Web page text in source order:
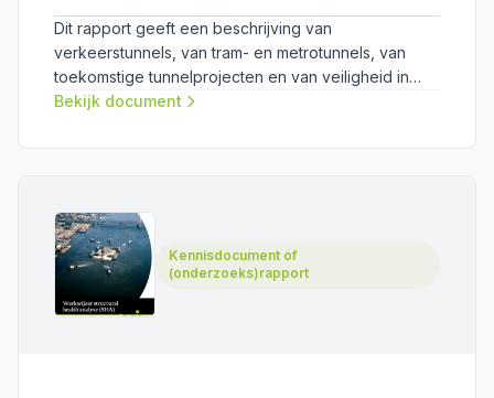
Dit rapport geeft een beschrijving van
verkeerstunnels, van tram- en metrotunnels, van
toekomstige tunnelprojecten en van veiligheid in
ondergrondse verkeersinfrastructuur. Ook geeft het
Nederland met hun afmetingen, jaar van openstelling
Bekijk document
Kennisdocument of
(onderzoeks)rapport